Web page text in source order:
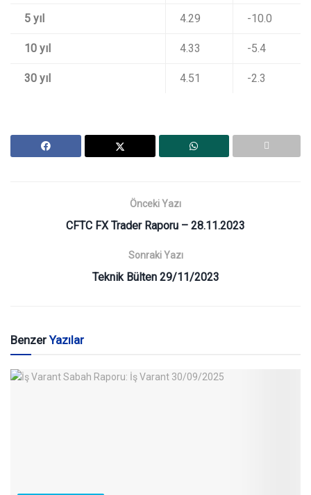
5 yıl 4.29 -10.0
10 yıl 4.33 -5.4
30 yıl 4.51 -2.3
Önceki Yazı
CFTC FX Trader Raporu – 28.11.2023
Sonraki Yazı
Teknik Bülten 29/11/2023
BenzerYazılar